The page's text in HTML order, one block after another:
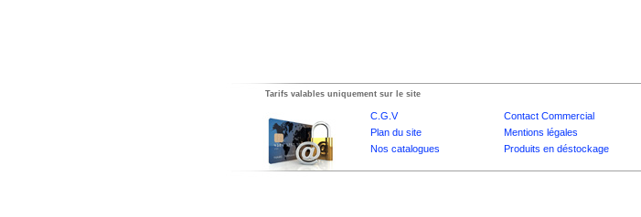
Tarifs valables uniquement sur le site
C.G.V
Contact Commercial
Plan du site
Mentions légales
Nos catalogues
Produits en déstockage